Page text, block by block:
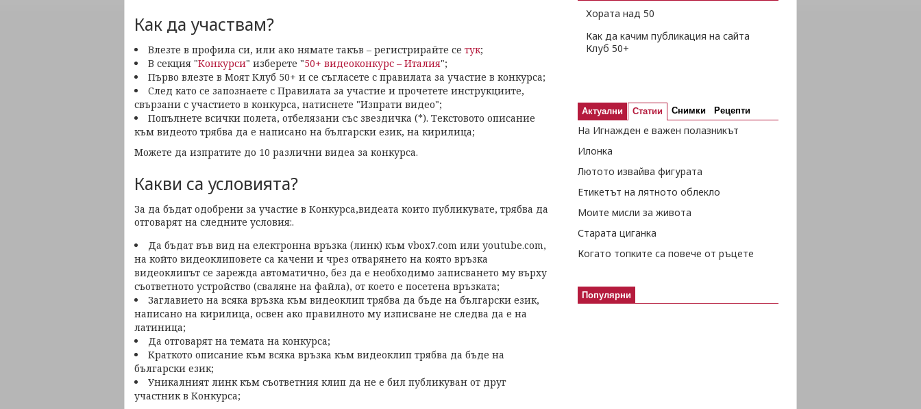
Как да участвам?
Влезте в профила си, или ако нямате такъв – регистрирайте се тук;
В секция "Конкурси" изберете "50+ видеоконкурс – Италия";
Първо влезте в Моят Клуб 50+ и се съгласете с правилата за участие в конкурса;
След като се запознаете с Правилата за участие и прочетете инструкциите,
свързани с участието в конкурса, натиснете "Изпрати видео";
Попълнете всички полета, отбелязани със звездичка (*). Текстовото описание
към видеото трябва да е написано на български език, на кирилица;
Можете да изпратите до 10 различни видеа за конкурса.
Какви са условията?
За да бъдат одобрени за участие в Конкурса,видеата които публикувате, трябва да
отговарят на следните условия:.
Да бъдат във вид на електронна връзка (линк) към vbox7.com или youtube.com,
на който видеоклиповете са качени и чрез отварянето на която връзка
видеоклипът се зарежда автоматично, без да е необходимо записването му върху
съответното устройство (сваляне на файла), от което е посетена връзката;
Заглавието на всяка връзка към видеоклип трябва да бъде на български език,
написано на кирилица, освен ако правилното му изписване не следва да е на
латиница;
Да отговарят на темата на конкурса;
Краткото описание към всяка връзка към видеоклип трябва да бъде на
български език;
Уникалният линк към съответния клип да не е бил публикуван от друг
участник в Конкурса;
Хората над 50
Как да качим публикация на сайта
Клуб 50+
Актуални Статии Снимки Рецепти
На Игнажден е важен полазникът
Илонка
Лютото извайва фигурата
Етикетът на лятното облекло
Моите мисли за живота
Старата циганка
Когато топките са повече от ръцете
Популярни